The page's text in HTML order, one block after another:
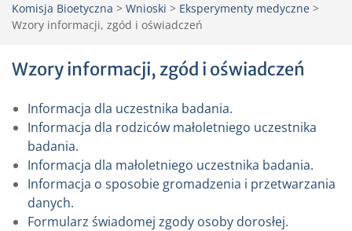
Komisja Bioetyczna > Wnioski > Eksperymenty medyczne >
Wzory informacji, zgód i oświadczeń
Wzory informacji, zgód i oświadczeń
Informacja dla uczestnika badania.
Informacja dla rodziców małoletniego uczestnika
badania.
Informacja dla małoletniego uczestnika badania.
Informacja o sposobie gromadzenia i przetwarzania
danych.
Formularz świadomej zgody osoby dorosłej.